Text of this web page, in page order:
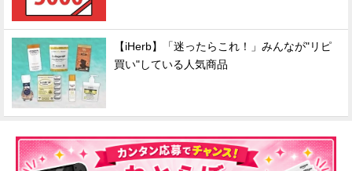
【iHerb】「迷ったらこれ！」みんなが"リピ
買い"している人気商品